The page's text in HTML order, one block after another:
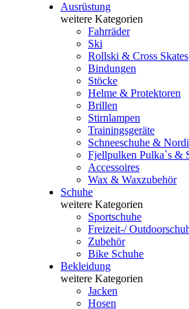
Ausrüstung
weitere Kategorien
Fahrräder
Ski
Rollski & Cross Skates
Bindungen
Stöcke
Helme & Protektoren
Brillen
Stirnlampen
Trainingsgeräte
Schneeschuhe &
Fjellpulken Pulka`s &
Accessoires
Wax & Waxzubehör
Schuhe
weitere Kategorien
Sportschuhe
Freizeit-/
Zubehör
Bike Schuhe
Bekleidung
weitere Kategorien
Jacken
Hosen